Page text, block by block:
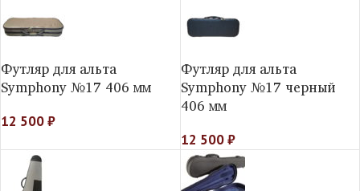
Футляр для альта
Symphony №17 406 мм
12 500₽
Футляр для альта
Symphony №17 черный
406 мм
12 500₽